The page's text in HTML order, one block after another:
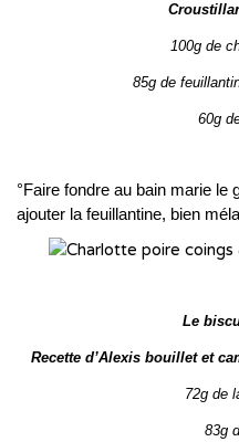
100g de
85g de
60g
°Faire fondre au bain marie le
ajouter la feuillantine, bien
Le
Recette d’Alexis bouillet et
72g de
83g